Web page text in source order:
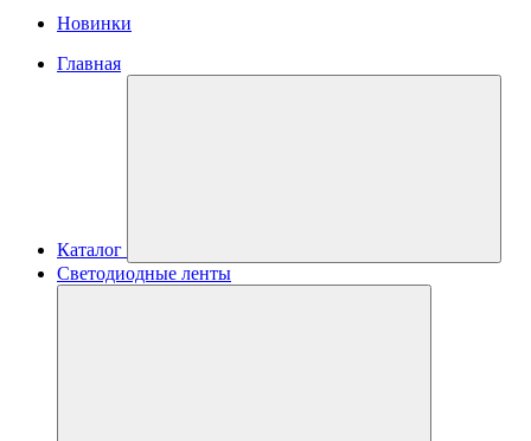
Новинки
Главная
Каталог
Светодиодные ленты